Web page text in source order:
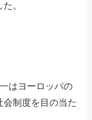
。
はヨーロッパの
制度を目の当た